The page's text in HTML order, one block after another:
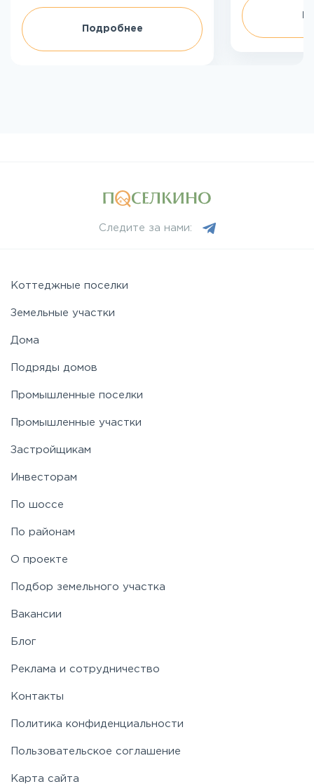
Подробнее
Следите за нами:
Коттеджные поселки
Земельные участки
Дома
Подряды домов
Промышленные поселки
Промышленные участки
Застройщикам
Инвесторам
По шоссе
По районам
О проекте
Подбор земельного участка
Вакансии
Блог
Реклама и сотрудничество
Контакты
Политика конфиденциальности
Пользовательское соглашение
Карта сайта